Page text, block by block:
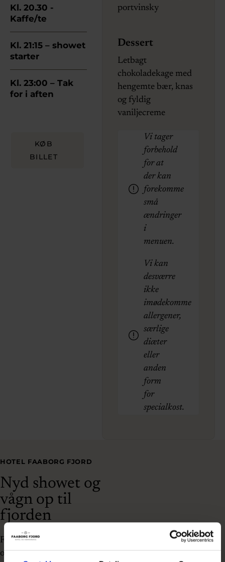
Kl. 20.30 -
Kaffe/te
Kl. 21:15 – showet
starter
Kl. 23:00 – Tak
for i aften
KØB
BILLET
portvinsky
Dessert
Letbagt
chokoladekage med
hengemte bær, knas
og fyldig
vaniljecreme
Vi tager
forbehold
for at
der kan
forekomme
små
ændringer
i
menuen.
Vi kan
desværre
ikke
imødekomme
allergener,
særlige
diæter
eller
anden
form
for
specialkost.
HOTEL FAABORG FJORD
Nyd showet og
vågn op til
fjorden
Forkæl jer selv med en
overnatning i forbindelse